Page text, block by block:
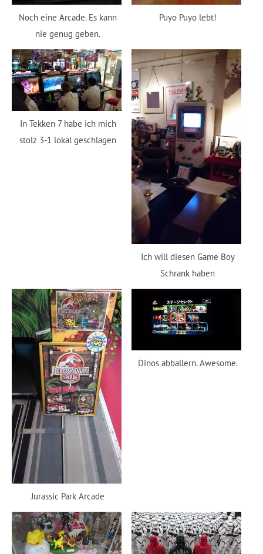
Noch eine Arcade. Es kann
nie genug geben.
Puyo Puyo lebt!
In Tekken 7 habe ich mich
stolz 3-1 lokal geschlagen
Ich will diesen Game Boy
Schrank haben
Jurassic Park Arcade
Dinos abballern. Awesome.